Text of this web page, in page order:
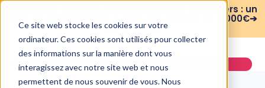
Ce site web stocke les cookies sur votre
ordinateur. Ces cookies sont utilisés pour collecter
des informations sur la manière dont vous
interagissez avec notre site web et nous
permettent de nous souvenir de vous. Nous
WEBINAIRE : Risques psychosociaux et managers : un
plan de formation sur 3 mois pour moins de 3 000€➔
voir le replay
Demander une démo